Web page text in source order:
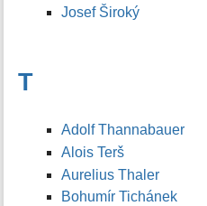
Josef Široký
T
Adolf Thannabauer
Alois Terš
Aurelius Thaler
Bohumír Tichánek